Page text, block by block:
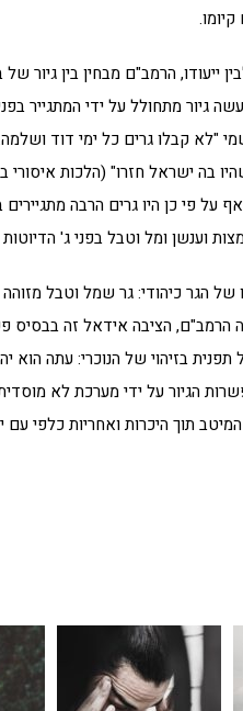
הרמב"ם מבחין בין גיור של
גיור מתחולל על ידי המתגייר
"לא קבלו גרים כל ימי דוד
בה ישראל חזרו" (הלכות איסורי
על פי כן היו גרים הרבה
וענשן ומל וטבל בפני ג'
של הגר כיהודי: גר שמל וטבל
הציבה אידאל זה בבסיס
בזיהוי של הנוכרי: עתה הוא
הגיור על ידי מערכת לא
תוך היכרות ואחריות כלפי